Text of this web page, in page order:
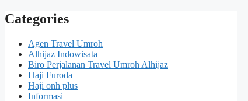
Categories
Agen Travel Umroh
Alhijaz Indowisata
Biro Perjalanan Travel Umroh Alhijaz
Haji Furoda
Haji onh plus
Informasi